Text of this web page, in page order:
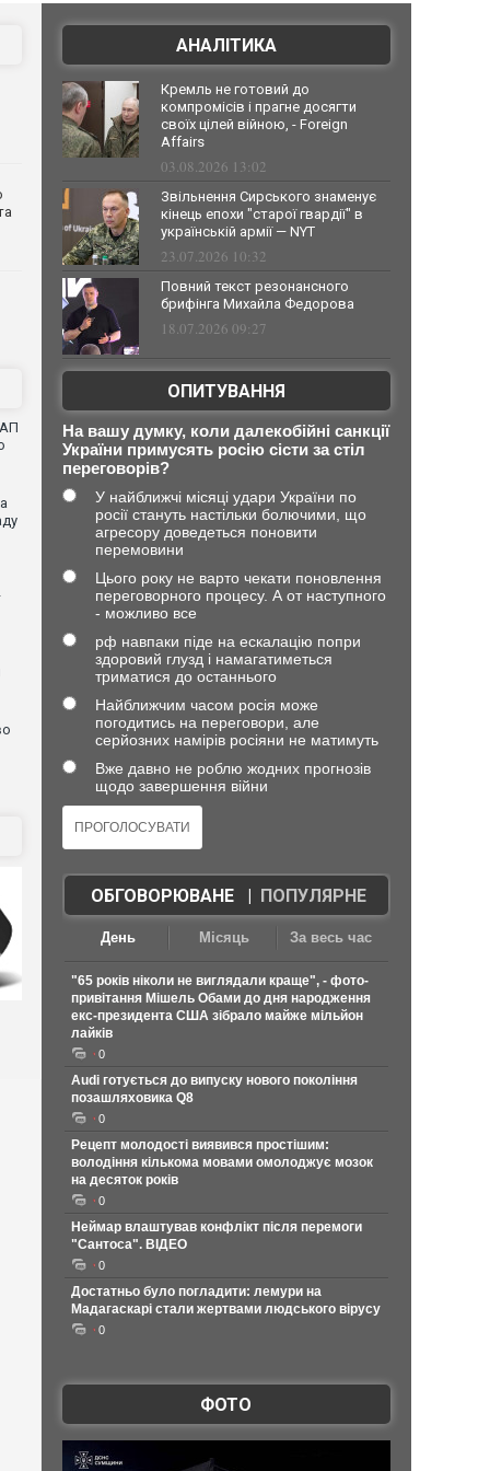
АНАЛІТИКА
Кремль не готовий до
компромісів і прагне досягти
своїх цілей війною, - Foreign
Affairs
03.08.2026 13:02
Звільнення Сирського знаменує
кінець епохи "старої гвардії" в
українській армії — NYT
23.07.2026 10:32
Повний текст резонансного
брифінга Михайла Федорова
18.07.2026 09:27
ОПИТУВАННЯ
На вашу думку, коли далекобійні санкції
України примусять росію сісти за стіл
переговорів?
У найближчі місяці удари України по
росії стануть настільки болючими, що
агресору доведеться поновити
перемовини
Цього року не варто чекати поновлення
переговорного процесу. А от наступного
- можливо все
рф навпаки піде на ескалацію попри
здоровий глузд і намагатиметься
триматися до останнього
Найближчим часом росія може
погодитись на переговори, але
серйозних намірів росіяни не матимуть
Вже давно не роблю жодних прогнозів
щодо завершення війни
ОБГОВОРЮВАНЕ| ПОПУЛЯРНЕ
День Місяць За весь час
"65 років ніколи не виглядали краще", - фото-
привітання Мішель Обами до дня народження
екс-президента США зібрало майже мільйон
лайків
0
Audi готується до випуску нового покоління
позашляховика Q8
0
Рецепт молодості виявився простішим:
володіння кількома мовами омолоджує мозок
на десяток років
0
Неймар влаштував конфлікт після перемоги
"Сантоса". ВІДЕО
0
Достатньо було погладити: лемури на
Мадагаскарі стали жертвами людського вірусу
0
ФОТО